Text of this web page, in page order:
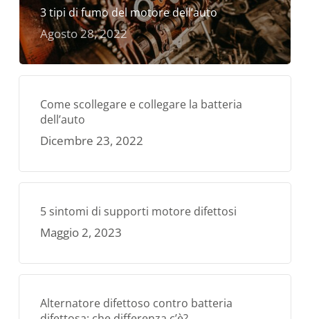
3 tipi di fumo del motore dell’auto
Agosto 28, 2022
Come scollegare e collegare la batteria
dell’auto
Dicembre 23, 2022
5 sintomi di supporti motore difettosi
Maggio 2, 2023
Alternatore difettoso contro batteria